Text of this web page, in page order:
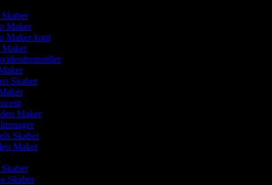
Skaber
Maker
Maker kopi
Maker
Skaber
Maker
Skaber
Maker
Skaber